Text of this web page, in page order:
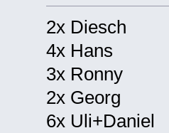
2x Diesch
4x Hans
3x Ronny
2x Georg
6x Uli+Daniel